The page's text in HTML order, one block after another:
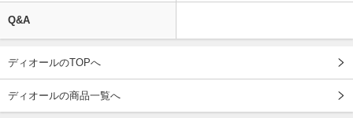
Q&A
ディオールのTOPへ
ディオールの商品一覧へ